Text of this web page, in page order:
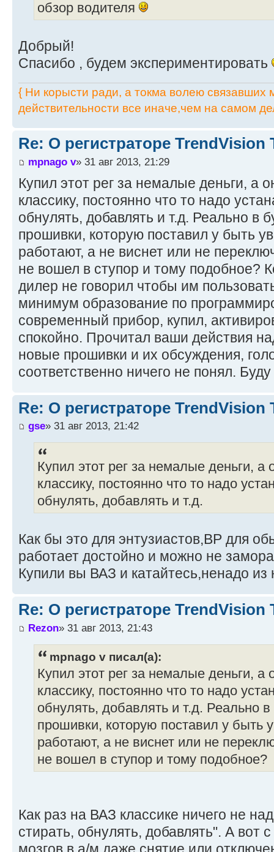
обзор водителя
Добрый!
Спасибо , будем экспериментировать
{ Ни корысти ради, а токма волею связавших
действительности все иначе,чем на самом
Re: О регистраторе TrendVision
mpnago v» 31 авг 2013, 21:29
Купил этот рег за немалые деньги, а
классику, постоянно что то надо
обнулять, добавлять и т.д. Реально в
прошивки, которую поставил у быть
работают, а не виснет или не
не вошел в ступор и тому подобное?
дилер не говорил чтобы им
минимум образование по
современный прибор, купил,
спокойно. Прочитал ваши действия
новые прошивки и их обсуждения,
соответственно ничего не понял.
Re: О регистраторе TrendVision
gse» 31 авг 2013, 21:42
Купил этот рег за немалые деньги,
классику, постоянно что то надо
обнулять, добавлять и т.д.
Как бы это для энтузиастов,ВР для
работает достойно и можно не
Купили вы ВАЗ и катайтесь,ненадо
Re: О регистраторе TrendVision
Rezon» 31 авг 2013, 21:43
mpnago v писал(а):
Купил этот рег за немалые деньги,
классику, постоянно что то надо
обнулять, добавлять и т.д. Реально
прошивки, которую поставил у быть
работают, а не виснет или не
не вошел в ступор и тому подобное?
Как раз на ВАЗ классике ничего не
стирать, обнулять, добавлять". А вот